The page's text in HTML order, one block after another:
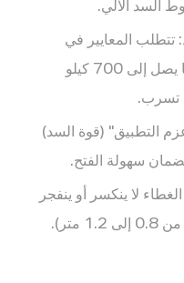
السد الآلي.
تتطلب المعايير في
يصل إلى
700 كيلو
تسرب.
التطبيق" (قوة السد)
سهولة الفتح.
لا ينكسر أو ينفجر
متر).